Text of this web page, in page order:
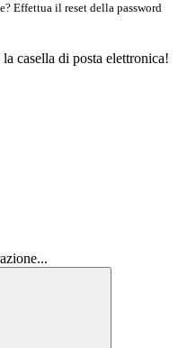
Effettua il reset della password
casella di posta elettronica!